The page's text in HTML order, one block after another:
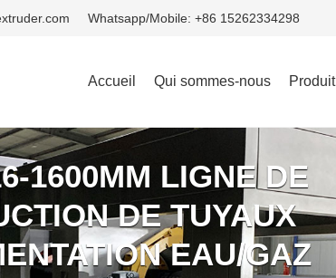
Whatsapp/Mobile: +86 15262334298
Accueil Qui sommes-nous Produit
1600MM LIGNE DE
DE TUYAUX
EAU/GAZ